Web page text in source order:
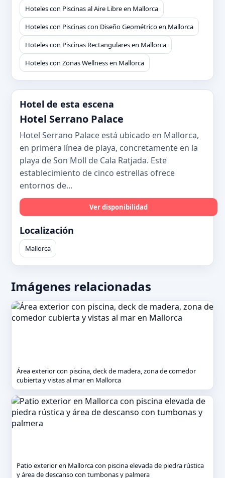
Hoteles con Piscinas al Aire Libre en Mallorca
Hoteles con Piscinas con Diseño Geométrico en Mallorca
Hoteles con Piscinas Rectangulares en Mallorca
Hoteles con Zonas Wellness en Mallorca
Hotel de esta escena
Hotel Serrano Palace
Hotel Serrano Palace está ubicado en Mallorca,
en primera línea de playa, concretamente en la
playa de Son Moll de Cala Ratjada. Este
establecimiento de cinco estrellas ofrece
entornos de...
Ver disponibilidad
Localización
Mallorca
Imágenes relacionadas
Área exterior con piscina, deck de madera, zona de comedor
cubierta y vistas al mar en Mallorca
Patio exterior en Mallorca con piscina elevada de piedra rústica
y área de descanso con tumbonas y palmera